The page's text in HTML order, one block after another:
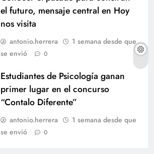
el futuro, mensaje central en Hoy
nos visita
antonio.herrera
1 semana desde que
se envió
0
Estudiantes de Psicología ganan
primer lugar en el concurso
“Contalo Diferente”
antonio.herrera
1 semana desde que
se envió
0